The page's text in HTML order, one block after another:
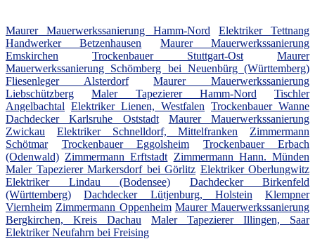
Maurer Mauerwerkssanierung Hamm-Nord
Elektriker Tettnang
Handwerker Betzenhausen
Maurer Mauerwerkssanierung
Emskirchen
Trockenbauer Stuttgart-Ost
Maurer
Mauerwerkssanierung Schömberg bei Neuenbürg (Württemberg)
Fliesenleger Alsterdorf
Maurer Mauerwerkssanierung
Liebschützberg
Maler Tapezierer Hamm-Nord
Tischler
Angelbachtal Elektriker Lienen, Westfalen Trockenbauer Wanne
Dachdecker Karlsruhe Oststadt
Maurer Mauerwerkssanierung
Zwickau
Elektriker Schnelldorf, Mittelfranken
Zimmermann
Schötmar
Trockenbauer Eggolsheim
Trockenbauer Erbach
(Odenwald) Zimmermann Erftstadt Zimmermann Hann. Münden
Maler Tapezierer Markersdorf bei Görlitz Elektriker Oberlungwitz
Elektriker Lindau (Bodensee)
Dachdecker Birkenfeld
(Württemberg)
Dachdecker Lütjenburg, Holstein
Klempner
Viernheim Zimmermann Oppenheim Maurer Mauerwerkssanierung
Bergkirchen, Kreis Dachau
Maler Tapezierer Illingen, Saar
Elektriker Neufahrn bei Freising